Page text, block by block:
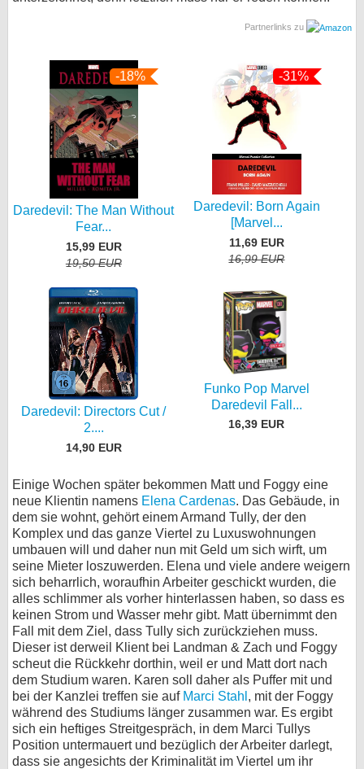
Partnerlinks zu
-18%
Daredevil: The Man Without
Fear...
15,99 EUR
19,50 EUR
-31%
Daredevil: Born Again
[Marvel...
11,69 EUR
16,99 EUR
Daredevil: Directors Cut /
2....
14,90 EUR
Funko Pop Marvel
Daredevil Fall...
16,39 EUR
Einige Wochen später bekommen Matt und Foggy eine
neue Klientin namens Elena Cardenas. Das Gebäude, in
dem sie wohnt, gehört einem Armand Tully, der den
Komplex und das ganze Viertel zu Luxuswohnungen
umbauen will und daher nun mit Geld um sich wirft, um
seine Mieter loszuwerden. Elena und viele andere weigern
sich beharrlich, woraufhin Arbeiter geschickt wurden, die
alles schlimmer als vorher hinterlassen haben, so dass es
keinen Strom und Wasser mehr gibt. Matt übernimmt den
Fall mit dem Ziel, dass Tully sich zurückziehen muss.
Dieser ist derweil Klient bei Landman & Zach und Foggy
scheut die Rückkehr dorthin, weil er und Matt dort nach
dem Studium waren. Karen soll daher als Puffer mit und
bei der Kanzlei treffen sie auf Marci Stahl , mit der Foggy
während des Studiums länger zusammen war. Es ergibt
sich ein heftiges Streitgespräch, in dem Marci Tullys
Position untermauert und bezüglich der Arbeiter darlegt,
dass sie angesichts der Kriminalität im Viertel um ihr